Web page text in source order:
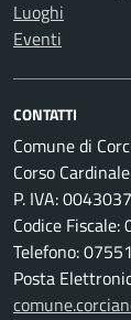
Luoghi
Eventi
CONTATTI
Comune di
Corso
P. IVA:
Codice
Telefono:
Posta